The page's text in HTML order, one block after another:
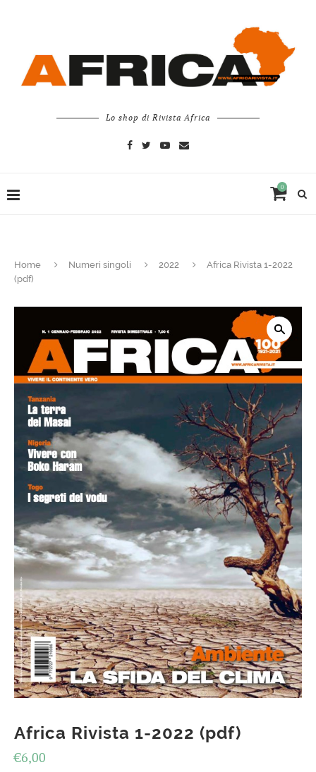
Lo shop di Rivista Africa
0
Home Numeri singoli 2022
Africa Rivista 1-2022
(pdf)
Africa Rivista 1-2022 (pdf)
€6,00